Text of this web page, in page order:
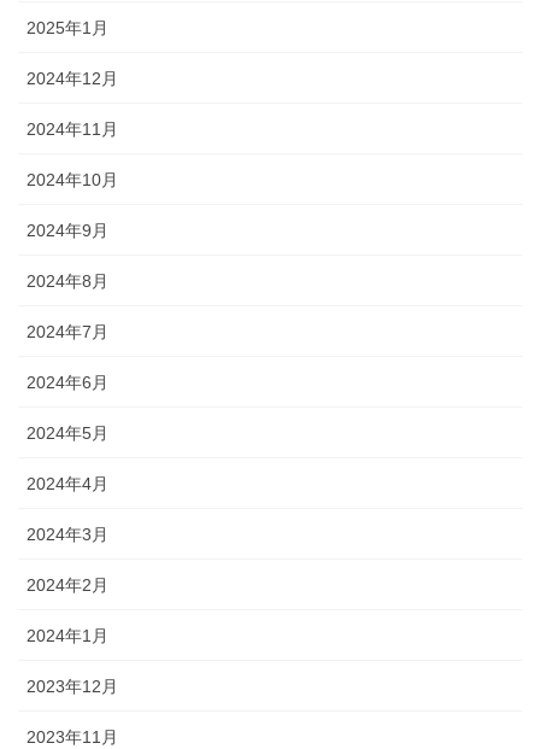
2025年1月
2024年12月
2024年11月
2024年10月
2024年9月
2024年8月
2024年7月
2024年6月
2024年5月
2024年4月
2024年3月
2024年2月
2024年1月
2023年12月
2023年11月